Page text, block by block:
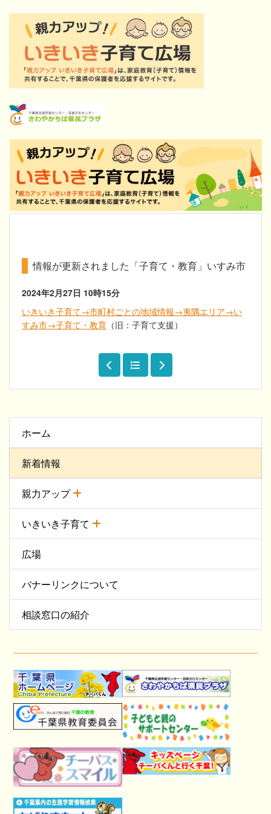
ホーム
新着情報
親力アップ
いきいき子育て
広場
バナーリンクについて
相談窓口の紹介
情報が更新されました「子育て・教育」いすみ市
2024年2月27日 10時15分
いきいき子育て→市町村ごとの地域情報→夷隅エリア→い
すみ市→子育て・教育 （旧：子育て支援）